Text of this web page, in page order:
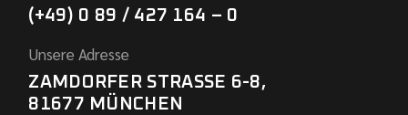
(+49) 0 89 / 427 164 – 0
Unsere Adresse
ZAMDORFER STRASSE 6-8,
81677 MÜNCHEN